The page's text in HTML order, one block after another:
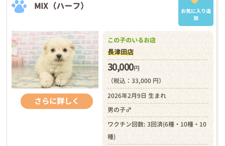
MIX（ハーフ）
お気に入り追
加
さらに詳しく
この子のいるお店
長津田店
30,000円
（税込：33,000 円）
2026年2月9日 生まれ
男の子♂
ワクチン回数: 3回済(6種・10種・10
種)